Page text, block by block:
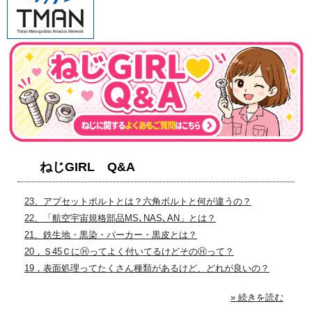
ねじGIRL Q&A
23、アプセットボルトとは？六角ボルトと何が違うの？
22、「航空宇宙規格部品MS､NAS､AN」とは？
21、鉄生地・黒染・パーカー・黒皮とは？
20，Ｓ45ＣにⒽってよく付いてるけどそのⒽって？
19，表面処理ってたくさん種類があるけど、どれが良いの？
» 続きを読む